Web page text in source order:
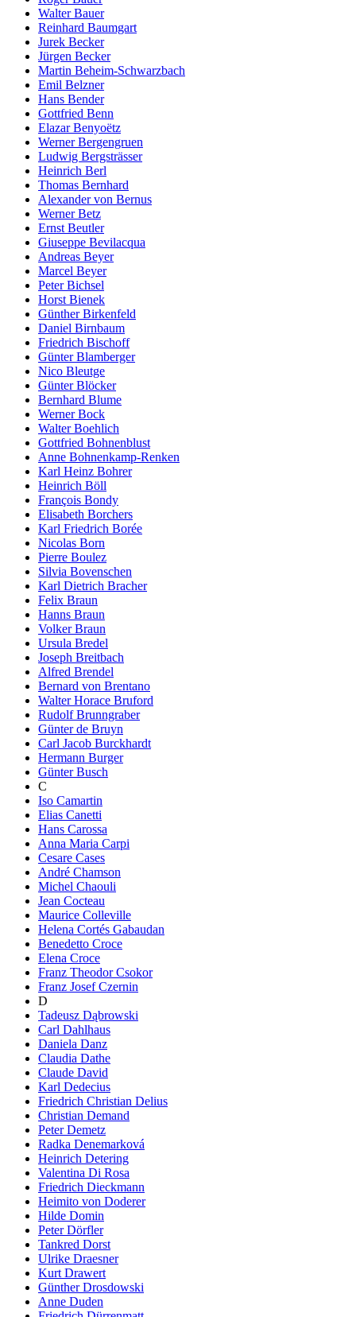
Walter Bauer
Reinhard Baumgart
Jurek Becker
Jürgen Becker
Martin Beheim-Schwarzbach
Emil Belzner
Hans Bender
Gottfried Benn
Elazar Benyoëtz
Werner Bergengruen
Ludwig Bergsträsser
Heinrich Berl
Thomas Bernhard
Alexander von Bernus
Werner Betz
Ernst Beutler
Giuseppe Bevilacqua
Andreas Beyer
Marcel Beyer
Peter Bichsel
Horst Bienek
Günther Birkenfeld
Daniel Birnbaum
Friedrich Bischoff
Günter Blamberger
Nico Bleutge
Günter Blöcker
Bernhard Blume
Werner Bock
Walter Boehlich
Gottfried Bohnenblust
Anne Bohnenkamp-Renken
Karl Heinz Bohrer
Heinrich Böll
François Bondy
Elisabeth Borchers
Karl Friedrich Borée
Nicolas Born
Pierre Boulez
Silvia Bovenschen
Karl Dietrich Bracher
Felix Braun
Hanns Braun
Volker Braun
Ursula Bredel
Joseph Breitbach
Alfred Brendel
Bernard von Brentano
Walter Horace Bruford
Rudolf Brunngraber
Günter de Bruyn
Carl Jacob Burckhardt
Hermann Burger
Günter Busch
C
Iso Camartin
Elias Canetti
Hans Carossa
Anna Maria Carpi
Cesare Cases
André Chamson
Michel Chaouli
Jean Cocteau
Maurice Colleville
Helena Cortés Gabaudan
Benedetto Croce
Elena Croce
Franz Theodor Csokor
Franz Josef Czernin
D
Tadeusz Dąbrowski
Carl Dahlhaus
Daniela Danz
Claudia Dathe
Claude David
Karl Dedecius
Friedrich Christian Delius
Christian Demand
Peter Demetz
Radka Denemarková
Heinrich Detering
Valentina Di Rosa
Friedrich Dieckmann
Heimito von Doderer
Hilde Domin
Peter Dörfler
Tankred Dorst
Ulrike Draesner
Kurt Drawert
Günther Drosdowski
Anne Duden